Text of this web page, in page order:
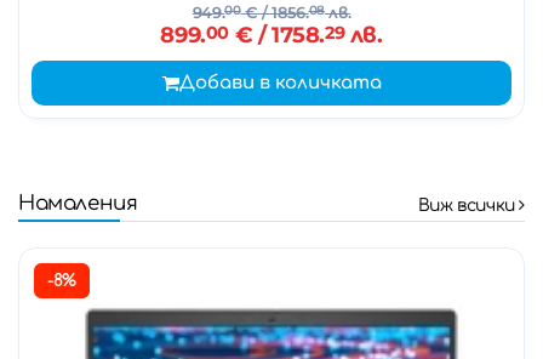
949.00€/ 1856.08лв.
899.00€ / 1758.29лв.
Добави в количката
Намаления Виж всички
-8%